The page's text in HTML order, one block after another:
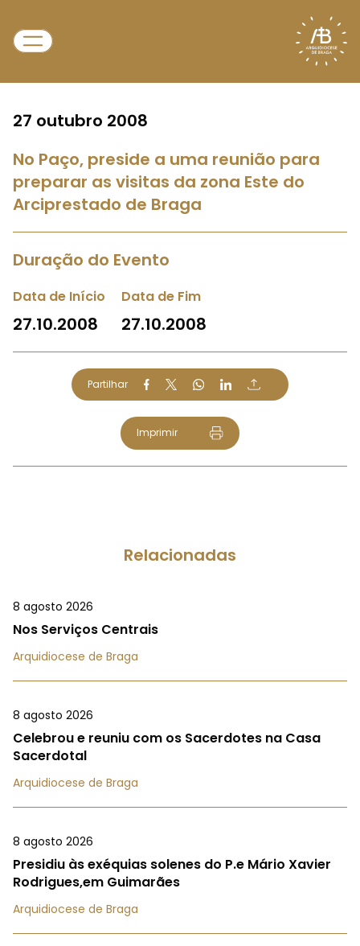
27 outubro 2008
No Paço, preside a uma reunião para
preparar as visitas da zona Este do
Arciprestado de Braga
Duração do Evento
Data de Início
27.10.2008
Data de Fim
27.10.2008
Partilhar
Imprimir
Relacionadas
8 agosto 2026
Nos Serviços Centrais
Arquidiocese de Braga
8 agosto 2026
Celebrou e reuniu com os Sacerdotes na Casa
Sacerdotal
Arquidiocese de Braga
8 agosto 2026
Presidiu às exéquias solenes do P.e Mário Xavier
Rodrigues,em Guimarães
Arquidiocese de Braga